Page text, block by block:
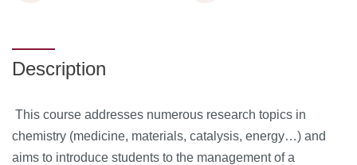
Description
This course addresses numerous research topics in
chemistry (medicine, materials, catalysis, energy…) and
aims to introduce students to the management of a